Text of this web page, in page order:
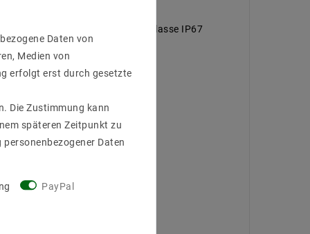
(C.V.), Schutzklasse IP67
Überspannung;IP67;fixierte
Daten von
Medien von
erfolgt erst durch gesetzte
Die Zustimmung kann
späteren Zeitpunkt zu
Daten
PayPal